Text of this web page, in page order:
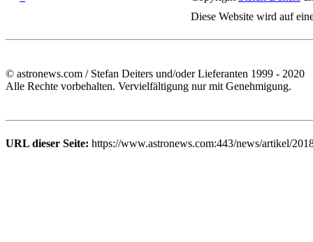
Diese Website wird auf
© astronews.com / Stefan Deiters und/oder Lieferanten 1999 - 2020
Alle Rechte vorbehalten. Vervielfältigung nur mit Genehmigung.
URL dieser Seite: https://www.astronews.com:443/news/artikel/